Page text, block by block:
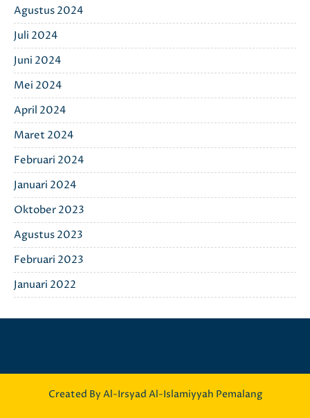
Agustus 2024
Juli 2024
Juni 2024
Mei 2024
April 2024
Maret 2024
Februari 2024
Januari 2024
Oktober 2023
Agustus 2023
Februari 2023
Januari 2022
Created By Al-Irsyad Al-Islamiyyah Pemalang